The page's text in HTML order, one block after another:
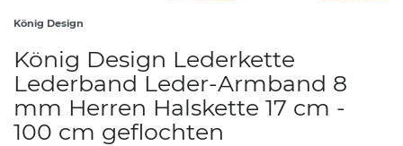
König Design
König Design Lederkette
Lederband Leder-Armband 8
mm Herren Halskette 17 cm -
100 cm geflochten